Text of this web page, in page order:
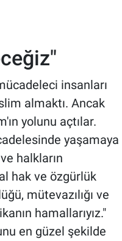
insanları
almaktı. Ancak
yolunu açtılar.
yaşamaya
halkların
hak ve özgürlük
mütevazılığı ve
hamallarıyız."
en güzel şekilde